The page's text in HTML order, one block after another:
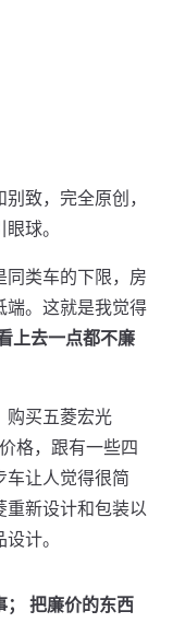
致，完全原创，
球。
同类车的下限，房
端。这就是我觉得
上去一点都不廉
购买五菱宏光
格，跟有一些四
车让人觉得很简
重新设计和包装以
计。
； 把廉价的东西